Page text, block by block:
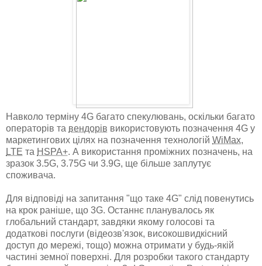
Навколо терміну 4G багато спекулювань, оскільки багато
операторів та вендорів використовують позначення 4G у
маркетингових цілях на позначення технологій WiMax,
LTE та HSPA+. А використання проміжних позначень, на
зразок 3.5G, 3.75G чи 3.9G, ще більше заплутує
споживача.
Для відповіді на запитання "що таке 4G" слід повенутись
на крок раніше, що 3G. Останнє планувалось як
глобальний стандарт, завдяки якому голосові та
додаткові послуги (відеозв'язок, високошвидкісний
доступ до мережі, тощо) можна отримати у будь-якій
частині земної поверхні. Для розробки такого стандарту